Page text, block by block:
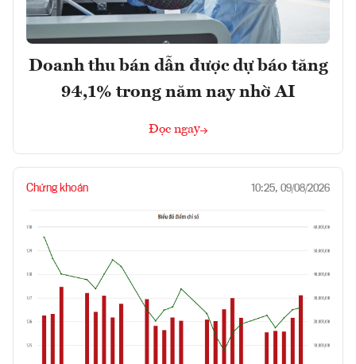
Doanh thu bán dẫn được dự báo tăng
94,1% trong năm nay nhờ AI
Đọc ngay
Chứng khoán 10:25, 09/08/2026